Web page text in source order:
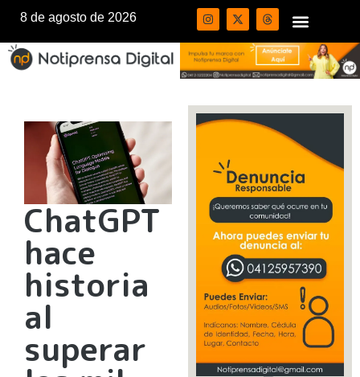
8 de agosto de 2026
ChatGPT
hace
historia
al
superar